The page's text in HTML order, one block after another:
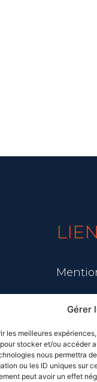
Gérer
les meilleures
stocker et/ou accéder
nous permettra
ou les ID uniques sur
peut avoir un effet